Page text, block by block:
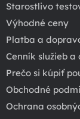
Starostlivo
Výhodné ceny
Platba a
Cenník služieb a
Prečo si kúpiť
Obchodné
Ochrana